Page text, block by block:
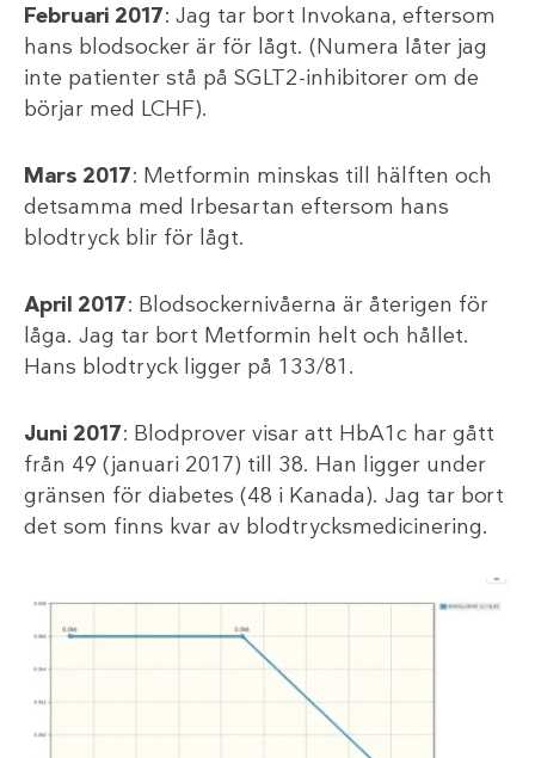
Februari 2017: Jag tar bort Invokana, eftersom
hans blodsocker är för lågt. (Numera låter jag
inte patienter stå på SGLT2-inhibitorer om de
börjar med LCHF).
Mars 2017: Metformin minskas till hälften och
detsamma med Irbesartan eftersom hans
blodtryck blir för lågt.
April 2017: Blodsockernivåerna är återigen för
låga. Jag tar bort Metformin helt och hållet.
Hans blodtryck ligger på 133/81.
Juni 2017: Blodprover visar att HbA1c har gått
från 49 (januari 2017) till 38. Han ligger under
gränsen för diabetes (48 i Kanada). Jag tar bort
det som finns kvar av blodtrycksmedicinering.